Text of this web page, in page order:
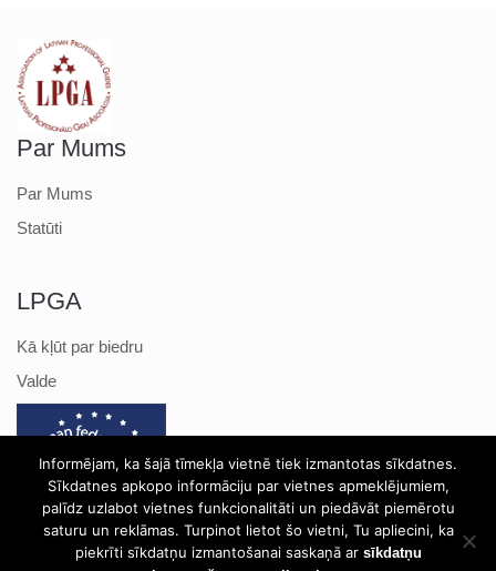
Par Mums
Par Mums
Statūti
LPGA
Kā kļūt par biedru
Valde
Informējam, ka šajā tīmekļa vietnē tiek izmantotas sīkdatnes.
Sīkdatnes apkopo informāciju par vietnes apmeklējumiem,
palīdz uzlabot vietnes funkcionalitāti un piedāvāt piemērotu
saturu un reklāmas. Turpinot lietot šo vietni, Tu apliecini, ka
piekrīti sīkdatņu izmantošanai saskaņā ar sīkdatņu